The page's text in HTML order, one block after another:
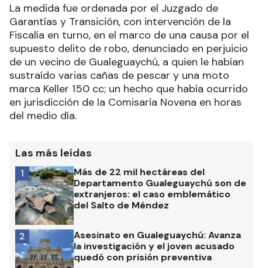
La medida fue ordenada por el Juzgado de
Garantías y Transición, con intervención de la
Fiscalía en turno, en el marco de una causa por el
supuesto delito de robo, denunciado en perjuicio
de un vecino de Gualeguaychú, a quien le habían
sustraído varias cañas de pescar y una moto
marca Keller 150 cc; un hecho que había ocurrido
en jurisdicción de la Comisaría Novena en horas
del medio día.
Las más leídas
Más de 22 mil hectáreas del
Departamento Gualeguaychú son de
extranjeros: el caso emblemático
del Salto de Méndez
1
Asesinato en Gualeguaychú: Avanza
la investigación y el joven acusado
quedó con prisión preventiva
2